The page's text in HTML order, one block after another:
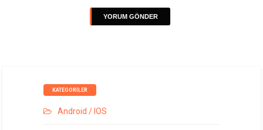
KATEGORILER
Android / IOS